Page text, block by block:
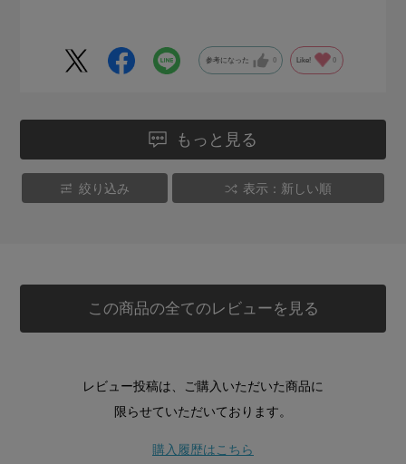
参考になった 0 Like! 0
もっと見る
絞り込み 表示：新しい順
この商品の全てのレビューを見る
レビュー投稿は、ご購入いただいた商品に
限らせていただいております。
購入履歴はこちら